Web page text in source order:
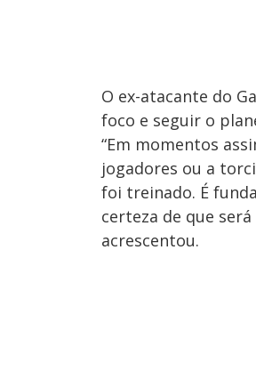
O ex-atacante do
foco e seguir o
“Em momentos
jogadores ou a
foi treinado. É
certeza de que
acrescentou.